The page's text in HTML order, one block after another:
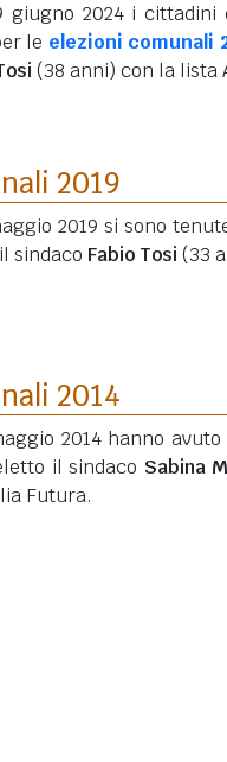
giugno 2024 i
le elezioni comunali
(38 anni) con la lista
2019
2019 si sono
sindaco Fabio Tosi (33
2014
2014 hanno
il sindaco Sabina
Futura.